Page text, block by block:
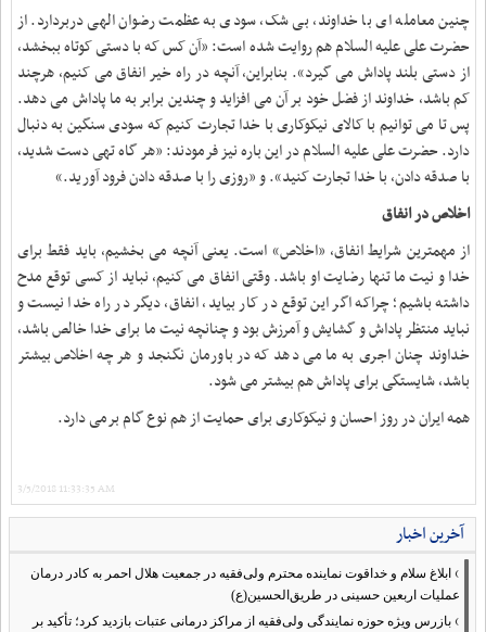
چنین معامله ای با خداوند، بی شک، سودی به عظمت رضوان الهی دربردارد. از
حضرت علی علیه السلام هم روایت شده است: «آن کس که با دستی کوتاه ببخشد،
از دستی بلند پاداش می گیرد». بنابراین، آنچه در راه خیر انفاق می کنیم، هرچند
کم باشد، خداوند از فضل خود بر آن می افزاید و چندین برابر به ما پاداش می دهد.
پس تا می توانیم با کالای نیکوکاری با خدا تجارت کنیم که سودی سنگین به دنبال
دارد. حضرت علی علیه السلام در این باره نیز فرمودند: «هر گاه تهی دست شدید،
با صدقه دادن، با خدا تجارت کنید». و «روزی را با صدقه دادن فرود آورید.
»
اخلاص در انفاق
از مهمترین شرایط انفاق، «اخلاص» است. یعنی آنچه می بخشیم، باید فقط برای
خدا و نیت ما تنها رضایت او باشد. وقتی انفاق می کنیم، نباید از کسی توقع مدح
داشته باشیم؛ چراکه اگر این توقع در کار بیاید، انفاق، دیگر در راه خدا نیست و
نباید منتظر پاداش و گشایش و آمرزش بود و چنانچه نیت ما برای خدا خالص باشد،
خداوند چنان اجری به ما می دهد که در باورمان نگنجد و هر چه اخلاص بیشتر
باشد، شایستگی برای پاداش هم بیشتر می شود.
همه ایران در روز احسان و نیکوکاری برای حمایت از هم نوع گام برمی دارد.
3/5/2018 11:33:35 AM
آخرین اخبار
› ابلاغ سلام و خداقوت نماینده محترم ولی‌فقیه در جمعیت هلال احمر به کادر درمان
عملیات اربعین حسینی در طریق‌الحسین(ع)
› بازرس ویژه حوزه نمایندگی ولی‌فقیه از مراکز درمانی عتبات بازدید کرد؛ تأکید بر